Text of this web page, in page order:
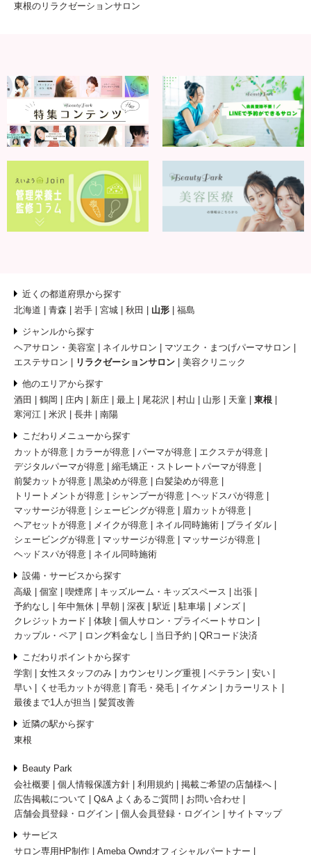
東根のリラクゼーションサロン
近くの都道府県から探す
北海道
青森 岩手 宮城 秋田 山形 福島
ジャンルから探す
ヘアサロン・美容室
ネイルサロン
マツエク・まつげパーマサロン
エステサロン
リラクゼーションサロン 美容クリニック
他のエリアから探す
酒田
鶴岡 庄内 新庄 最上 尾花沢 村山 山形 天童
東根
寒河江
米沢 長井 南陽
こだわりメニューから探す
カットが得意
カラーが得意 パーマが得意
エクステが得意
デジタルパーマが得意
縮毛矯正・ストレートパーマが得意
前髪カットが得意
黒染めが得意
白髪染めが得意
トリートメントが得意
シャンプーが得意
ヘッドスパが得意
マッサージが得意
シェービングが得意
眉カットが得意
ヘアセットが得意
メイクが得意 ネイル同時施術
ブライダル
シェービングが得意
マッサージが得意
マッサージが得意
ヘッドスパが得意
ネイル同時施術
設備・サービスから探す
高級
個室 喫煙席 キッズルーム・キッズスペース
出張
予約なし
年中無休 早朝 深夜 駅近 駐車場
メンズ
クレジットカード
体験
個人サロン・プライベートサロン
カップル・ペア
ロング料金なし 当日予約 QRコード決済
こだわりポイントから探す
学割
女性スタッフのみ カウンセリング重視 ベテラン
安い
早い
くせ毛カットが得意 育毛・発毛 イケメン
カラーリスト
最後まで1人が担当
髪質改善
近隣の駅から探す
東根
Beauty Park
会社概要
個人情報保護方針 利用規約
掲載ご希望の店舗様へ
広告掲載について
Q&A よくあるご質問
お問い合わせ
店舗会員登録・ログイン
個人会員登録・ログイン サイトマップ
サービス
サロン専用HP制作
Ameba Owndオフィシャルパートナー